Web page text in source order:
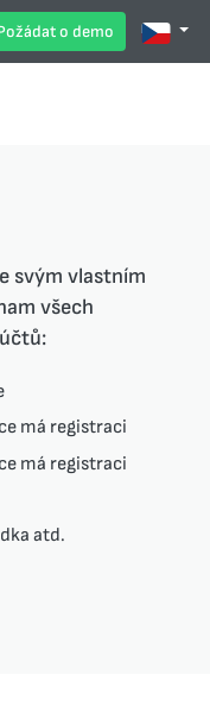
o demo
svým vlastním
všech
má registraci
má registraci
atd.